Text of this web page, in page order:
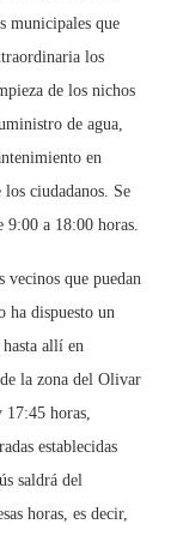
municipales que
los
de los nichos
de agua,
en
ciudadanos. Se
9:00 a 18:00 horas.
vecinos que puedan
ha dispuesto un
allí en
la zona del Olivar
17:45 horas,
establecidas
saldrá del
horas, es decir,